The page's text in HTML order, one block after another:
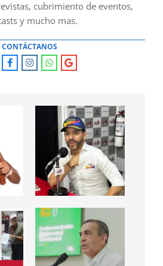
cubrimiento de eventos,
y mucho mas.
CONTÁCTANOS